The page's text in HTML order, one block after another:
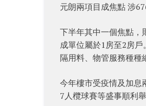
元朗兩項目成焦點 涉
下半年其中一個焦點，
成單位屬於1房至2房
隔用料、物管服務種種
今年樓市受疫情及加息
7人欖球賽等盛事順利